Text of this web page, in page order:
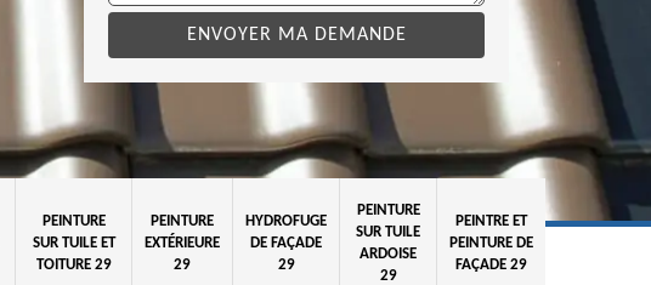
PEINTURE
SUR TUILE ET
TOITURE 29
PEINTURE
EXTÉRIEURE
29
HYDROFUGE
DE FAÇADE
29
PEINTURE
SUR TUILE
ARDOISE
29
PEINTRE ET
PEINTURE DE
FAÇADE 29